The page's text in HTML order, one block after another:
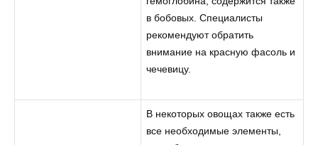
в бобовых. Специалисты
рекомендуют обратить
внимание на красную фасоль и
чечевицу.
В некоторых овощах также есть
все необходимые элементы,